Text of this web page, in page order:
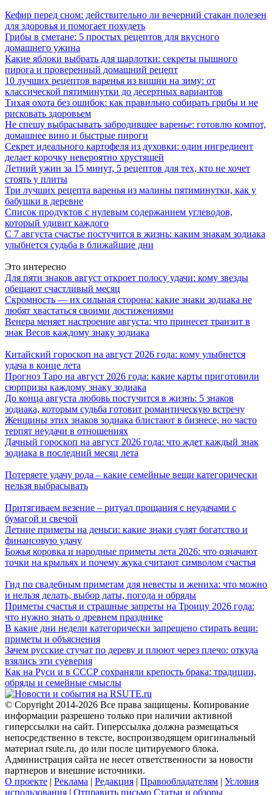
Кефир перед сном: действительно ли вечерний стакан полезен
для здоровья и помогает похудеть
Грибы в сметане: 5 простых рецептов для вкусного
домашнего ужина
Какие яблоки выбрать для шарлотки: секреты пышного
пирога и проверенный домашний рецепт
10 лучших рецептов варенья из вишни на зиму: от
классической пятиминутки до десертных вариантов
Тихая охота без ошибок: как правильно собирать грибы и не
рисковать здоровьем
Не спешу выбрасывать забродившее варенье: готовлю компот,
домашнее вино и быстрые пироги
Секрет идеального картофеля из духовки: один ингредиент
делает корочку невероятно хрустящей
Летний ужин за 15 минут, 5 рецептов для тех, кто не хочет
стоять у плиты
Три лучших рецепта варенья из малины пятиминутки, как у
бабушки в деревне
Список продуктов с нулевым содержанием углеводов,
который удивит каждого
С 7 августа счастье постучится в жизнь: каким знакам зодиака
улыбнется судьба в ближайшие дни
Это интересно
Для пяти знаков август откроет полосу удачи: кому звезды
обещают счастливый месяц
Скромность — их сильная сторона: какие знаки зодиака не
любят хвастаться своими достижениями
Венера меняет настроение августа: что принесет транзит в
знак Весов каждому знаку зодиака
Китайский гороскоп на август 2026 года: кому улыбнется
удача в конце лета
Прогноз Таро на август 2026 года: какие карты приготовили
сюрпризы каждому знаку зодиака
До конца августа любовь постучится в жизнь: 5 знаков
зодиака, которым судьба готовит романтическую встречу
Женщины этих знаков зодиака блистают в бизнесе, но часто
терпят неудачи в отношениях
Дачный гороскоп на август 2026 года: что ждет каждый знак
зодиака в последний месяц лета
Потеряете удачу рода – какие семейные вещи категорически
нельзя выбрасывать
Притягиваем везение – ритуал прощания с неудачами с
бумагой и свечой
Летние приметы на деньги: какие знаки сулят богатство и
финансовую удачу
Божья коровка и народные приметы лета 2026: что означают
точки на крыльях и почему жука считают символом счастья
Гид по свадебным приметам для невесты и жениха: что можно
и нельзя делать, выбор даты, погода и обряды
Приметы счастья и страшные запреты на Троицу 2026 года:
что нужно знать о древнем празднике
В какие дни недели категорически запрещено стирать вещи:
приметы и объяснения
Зачем русские стучат по дереву и плюют через плечо: откуда
взялись эти суеверия
Как на Руси и в СССР сохраняли крепость брака: традиции,
обряды и семейные смыслы
© Copyright 2014-2026 Все права защищены. Копирование
информации разрешено только при наличии активной
гиперссылки на сайт. Гиперссылка должна размещаться
непосредственно в тексте, воспроизводящем оригинальный
материал rsute.ru, до или после цитируемого блока.
Администрация сайта не несет ответственности за новости
партнеров и внешние источники.
О проекте | Реклама | Редакция | Правообладателям | Условия
использования | Отправить письмо Статьи и обзоры